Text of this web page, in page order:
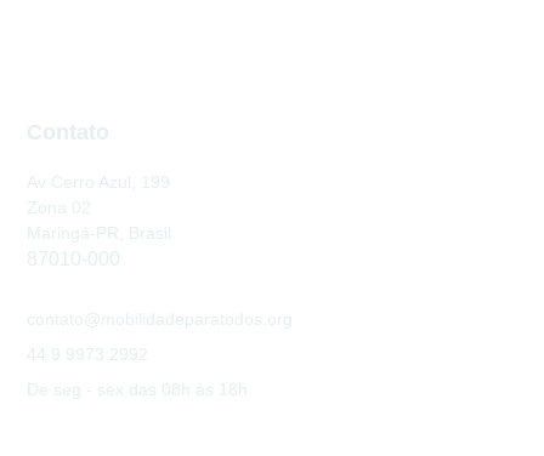
Contato
Av Cerro Azul, 199
Zona 02
Maringá-PR, Brasil
87010-000
contato@mobilidadeparatodos.org
44 9 9973 2992
De seg - sex das 08h às 18h